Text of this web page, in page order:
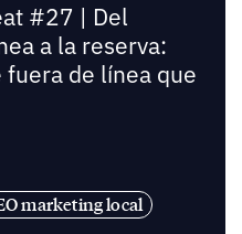
#27 | Del
a la reserva:
de línea que
marketing local